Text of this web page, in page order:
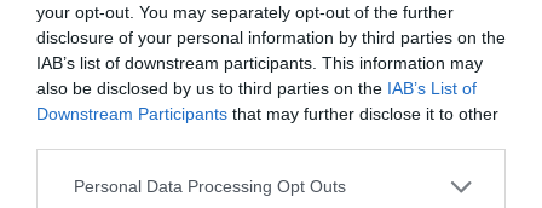
your opt-out. You may separately opt-out of the further
disclosure of your personal information by third parties on the
IAB’s list of downstream participants. This information may
also be disclosed by us to third parties on the IAB’s List of
Downstream Participants that may further disclose it to other
Please note that this website/app uses one or more Google
Personal Data Processing Opt Outs
(QATAR)ΑΣΤΗΚΑΝ ΤΟΝ
ΧΑΡΗ
ΦΟΥΡΤΟΥΝΕΣ ΣΤΗΝ
ΚΥΒΕΡΝΗΣΗ